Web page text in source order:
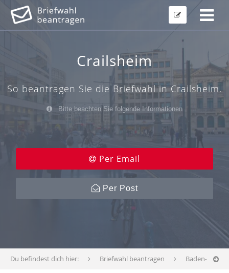
Crailsheim
So beantragen Sie die Briefwahl in Crailsheim.
Bitte beachten Sie folgende Informationen
Per Email
Per Post
Du befindest dich hier: Briefwahl beantragen Baden-